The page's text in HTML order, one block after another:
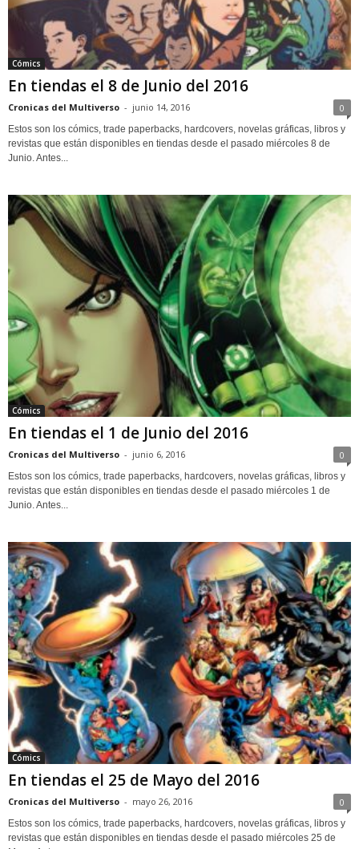
Cómics
En tiendas el 8 de Junio del 2016
Cronicas del Multiverso - junio 14, 2016 0
Estos son los cómics, trade paperbacks, hardcovers, novelas gráficas, libros y
revistas que están disponibles en tiendas desde el pasado miércoles 8 de
Junio. Antes...
Cómics
En tiendas el 1 de Junio del 2016
Cronicas del Multiverso - junio 6, 2016 0
Estos son los cómics, trade paperbacks, hardcovers, novelas gráficas, libros y
revistas que están disponibles en tiendas desde el pasado miércoles 1 de
Junio. Antes...
Cómics
En tiendas el 25 de Mayo del 2016
Cronicas del Multiverso - mayo 26, 2016 0
Estos son los cómics, trade paperbacks, hardcovers, novelas gráficas, libros y
revistas que están disponibles en tiendas desde el pasado miércoles 25 de